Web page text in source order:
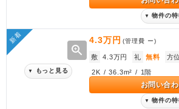
▼ 物件の特
新着
zoom_in
▼ もっと見る
4.3万円 (管理費 ー)
敷 4.3万円 礼 無料 方位
2K / 36.3m² / 1階
お問い合
▼ 物件の特